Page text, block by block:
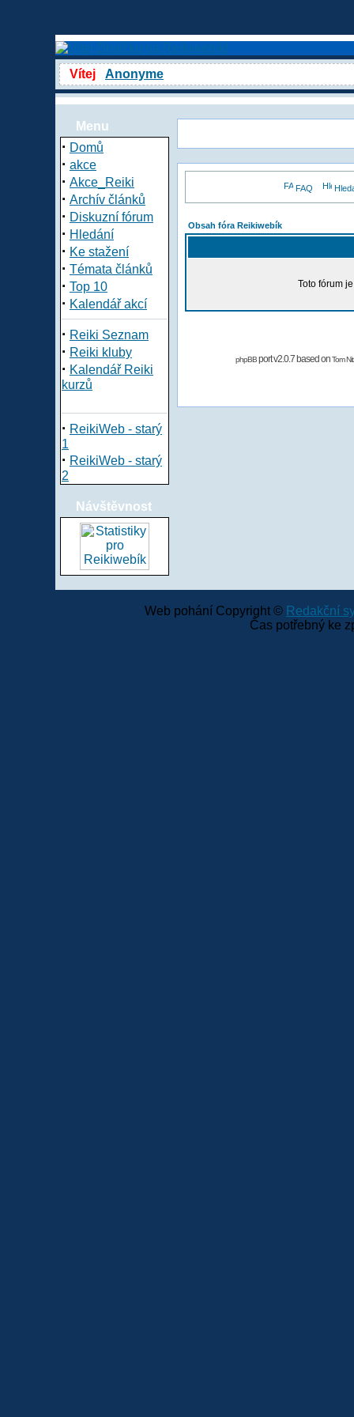
Vítej Anonyme
Menu
· Domů
· akce
· Akce_Reiki
· Archív článků
· Diskuzní fórum
· Hledání
· Ke stažení
· Témata článků
· Top 10
· Kalendář akcí
· Reiki Seznam
· Reiki kluby
· Kalendář Reiki
kurzů
· ReikiWeb - starý
1
· ReikiWeb - starý
2
Návštěvnost
FAQ
Obsah fóra Reikiwebík
Toto fórum
phpBBport v2.0.7 based onTom
Web pohání Copyright © Redakční
Čas potřebný ke